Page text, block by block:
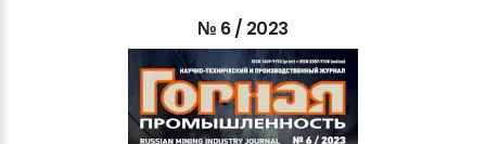
№ 6/ 2023